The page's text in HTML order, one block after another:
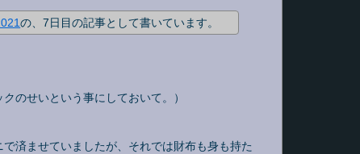
の、7日目の記事として書いています。
のせいという事にしておいて。）
済ませていましたが、それでは財布も身も持た